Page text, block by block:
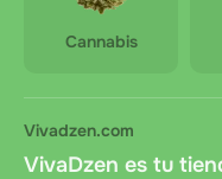
Cannabis
Vivadzen.com
VivaDzen es tu